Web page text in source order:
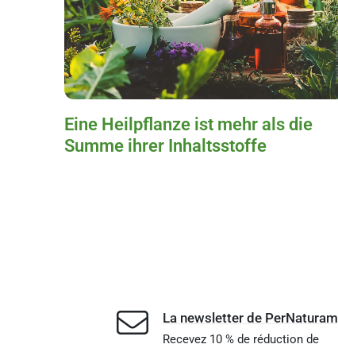
Eine Heilpflanze ist mehr als die
Summe ihrer Inhaltsstoffe
La newsletter de PerNaturam
Recevez 10 % de réduction de